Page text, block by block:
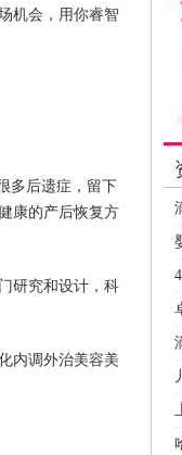
机会，用你睿智
多后遗症，留下
康的产后恢复方
研究和设计，科
内调外治美容美